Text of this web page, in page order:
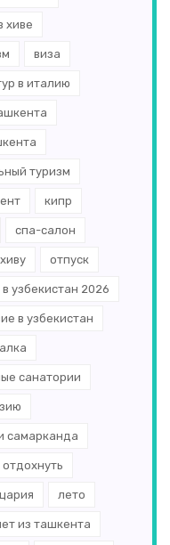
хиве
виза
в италию
туризм
кипр
спа-салон
отпуск
узбекистан 2026
в узбекистан
санатории
самарканда
лето
из ташкента